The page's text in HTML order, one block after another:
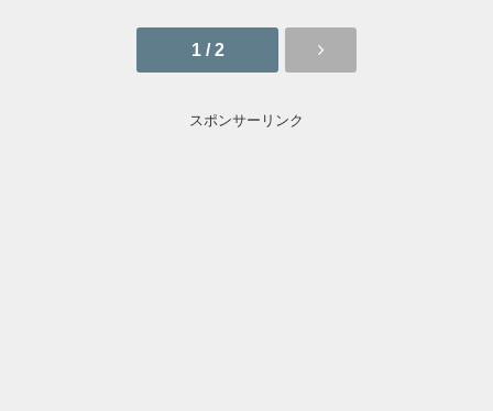
1 / 2
スポンサーリンク